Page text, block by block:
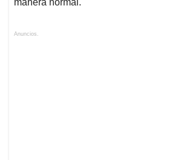
manera normal.
Anuncios.